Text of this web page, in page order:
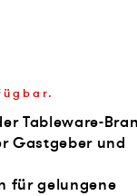
Tableware-
Gastgeber und
für gelungene